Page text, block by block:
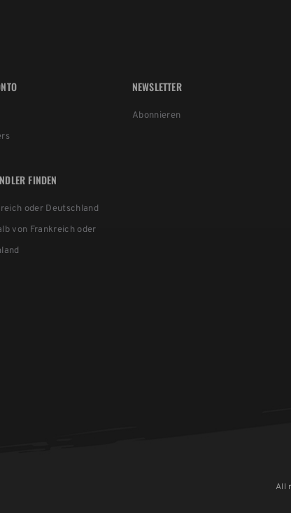
FINDEN
oder Deutschland
von Frankreich oder
NEWSLETTER
Abonnieren
All